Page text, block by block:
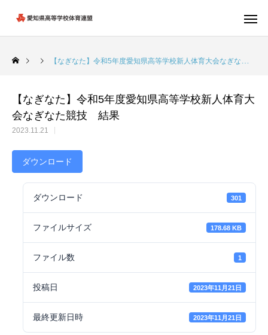
【なぎなた】令和5年度愛知県高等学校新人体育大会なぎなた競技 結果
【なぎなた】令和5年度愛知県高等学校新人体育大
会なぎなた競技 結果
2023.11.21
ダウンロード
ダウンロード 301
ファイルサイズ 178.68 KB
ファイル数 1
投稿日 2023年11月21日
最終更新日時 2023年11月21日